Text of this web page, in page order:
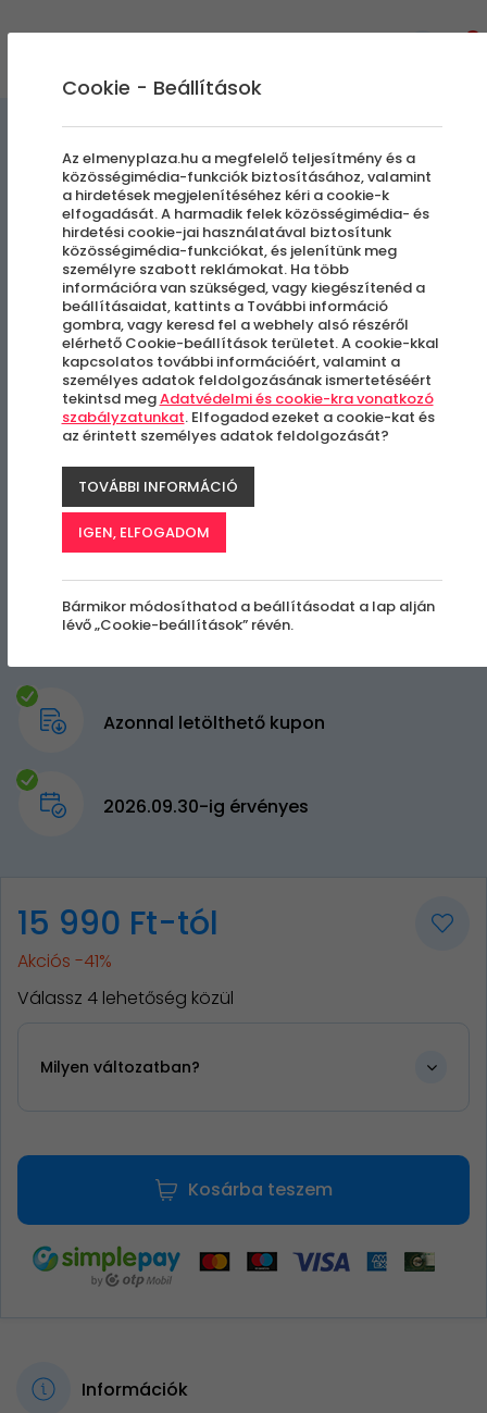
Balkan Ethno Heritage
Főzőkurzus
Budapest, VI. kerület
-41%
Azonnal letölthető kupon
2026.09.30-ig érvényes
15 990 Ft-tól
Akciós -41%
Válassz 4 lehetőség közül
Milyen változatban?
Kosárba teszem
Információk
Cookie - Beállítások
Az elmenyplaza.hu a megfelelő teljesítmény és a
közösségimédia-funkciók biztosításához, valamint
a hirdetések megjelenítéséhez kéri a cookie-k
elfogadását. A harmadik felek közösségimédia- és
hirdetési cookie-jai használatával biztosítunk
közösségimédia-funkciókat, és jelenítünk meg
személyre szabott reklámokat. Ha több
információra van szükséged, vagy kiegészítenéd a
beállításaidat, kattints a További információ
gombra, vagy keresd fel a webhely alsó részéről
elérhető Cookie-beállítások területet. A cookie-kkal
kapcsolatos további információért, valamint a
személyes adatok feldolgozásának ismertetéséért
tekintsd megAdatvédelmi és cookie-kra vonatkozó
szabályzatunkat. Elfogadod ezeket a cookie-kat és
az érintett személyes adatok feldolgozását?
TOVÁBBI INFORMÁCIÓ
IGEN, ELFOGADOM
Bármikor módosíthatod a beállításodat a lap alján
lévő „Cookie-beállítások” révén.